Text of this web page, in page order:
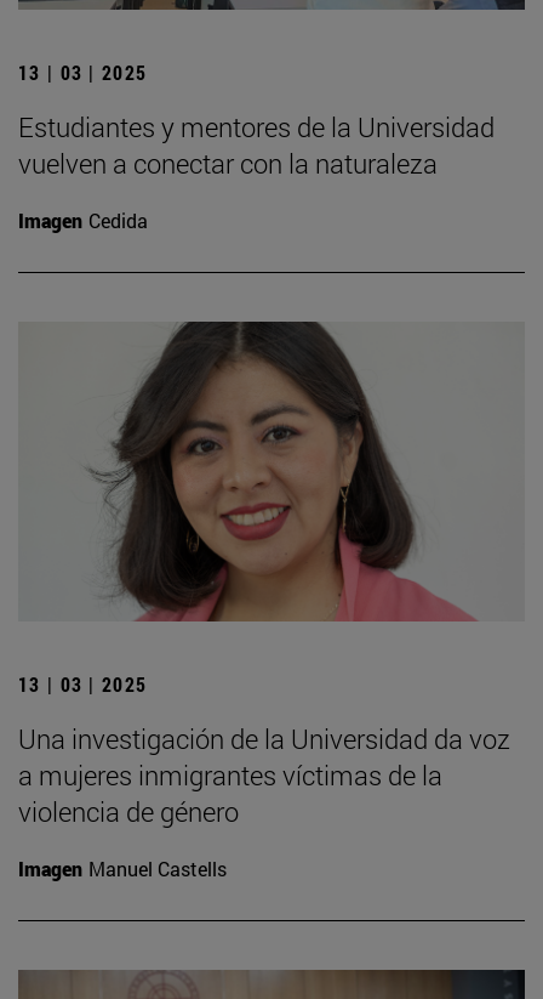
13 | 03 | 2025
Estudiantes y mentores de la Universidad
vuelven a conectar con la naturaleza
Imagen Cedida
13 | 03 | 2025
Una investigación de la Universidad da voz
a mujeres inmigrantes víctimas de la
violencia de género
Imagen Manuel Castells